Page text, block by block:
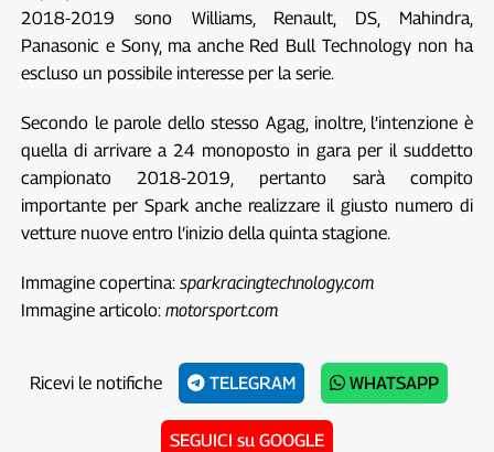
2018-2019 sono Williams, Renault, DS, Mahindra,
Panasonic e Sony, ma anche Red Bull Technology non ha
escluso un possibile interesse per la serie.
Secondo le parole dello stesso Agag, inoltre, l’intenzione è
quella di arrivare a 24 monoposto in gara per il suddetto
campionato 2018-2019, pertanto sarà compito
importante per Spark anche realizzare il giusto numero di
vetture nuove entro l’inizio della quinta stagione.
Immagine copertina: sparkracingtechnology.com
Immagine articolo:motorsport.com
Ricevi le notifiche TELEGRAM WHATSAPP
SEGUICI su GOOGLE